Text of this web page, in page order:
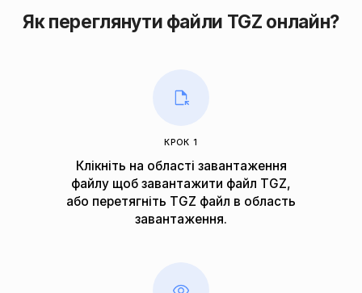
Як переглянути файли TGZ онлайн?
КРОК 1
Клікніть на області завантаження
файлу щоб завантажити файл TGZ,
або перетягніть TGZ файл в область
завантаження.